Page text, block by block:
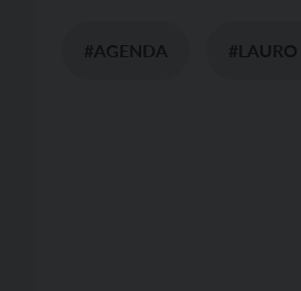
#AGENDA #LAURO